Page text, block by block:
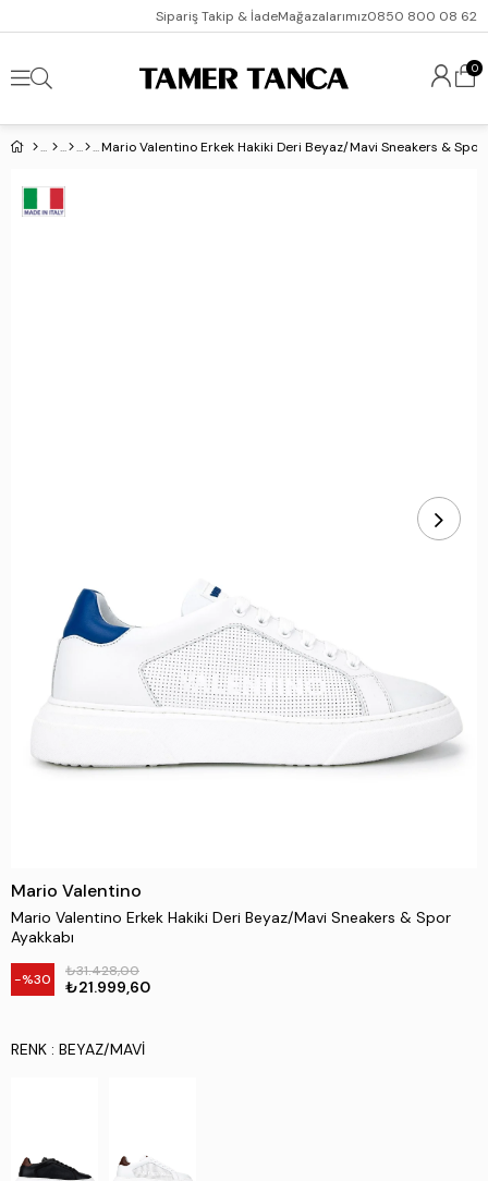
Sipariş Takip & İadeMağazalarımız0850 800 08 62
0
Mario Valentino Erkek Hakiki Deri Beyaz/Mavi Sneakers & Spor
Mario Valentino
Mario Valentino Erkek Hakiki Deri Beyaz/Mavi Sneakers & Spor
Ayakkabı
30 ₺31.428,00
₺21.999,60
RENK : BEYAZ/MAVI